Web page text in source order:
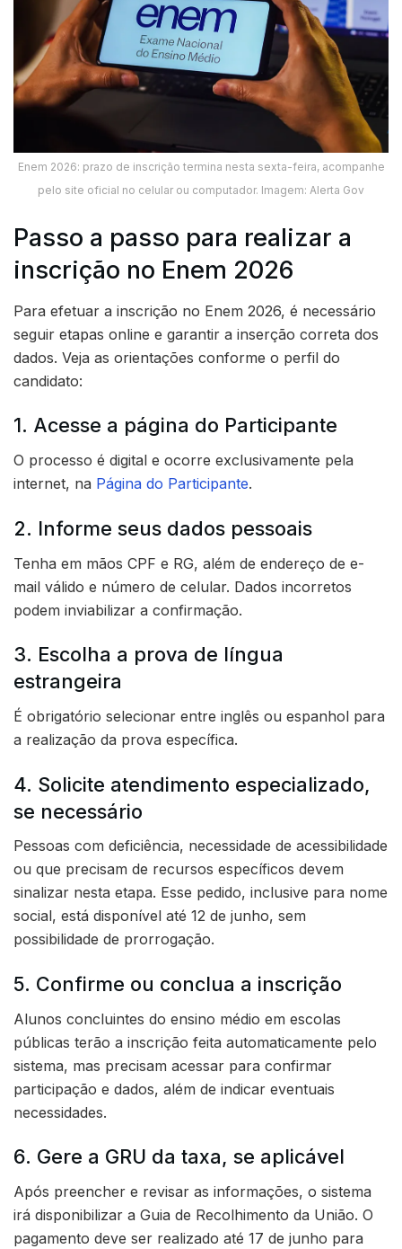
Enem 2026: prazo de inscrição termina nesta sexta-feira, acompanhe
pelo site oficial no celular ou computador. Imagem: Alerta Gov
Passo a passo para realizar a
inscrição no Enem 2026
Para efetuar a inscrição no Enem 2026, é necessário
seguir etapas online e garantir a inserção correta dos
dados. Veja as orientações conforme o perfil do
candidato:
1. Acesse a página do Participante
O processo é digital e ocorre exclusivamente pela
internet, na Página do Participante.
2. Informe seus dados pessoais
Tenha em mãos CPF e RG, além de endereço de e-
mail válido e número de celular. Dados incorretos
podem inviabilizar a confirmação.
3. Escolha a prova de língua
estrangeira
É obrigatório selecionar entre inglês ou espanhol para
a realização da prova específica.
4. Solicite atendimento especializado,
se necessário
Pessoas com deficiência, necessidade de acessibilidade
ou que precisam de recursos específicos devem
sinalizar nesta etapa. Esse pedido, inclusive para nome
social, está disponível até 12 de junho, sem
possibilidade de prorrogação.
5. Confirme ou conclua a inscrição
Alunos concluintes do ensino médio em escolas
públicas terão a inscrição feita automaticamente pelo
sistema, mas precisam acessar para confirmar
participação e dados, além de indicar eventuais
necessidades.
6. Gere a GRU da taxa, se aplicável
Após preencher e revisar as informações, o sistema
irá disponibilizar a Guia de Recolhimento da União. O
pagamento deve ser realizado até 17 de junho para